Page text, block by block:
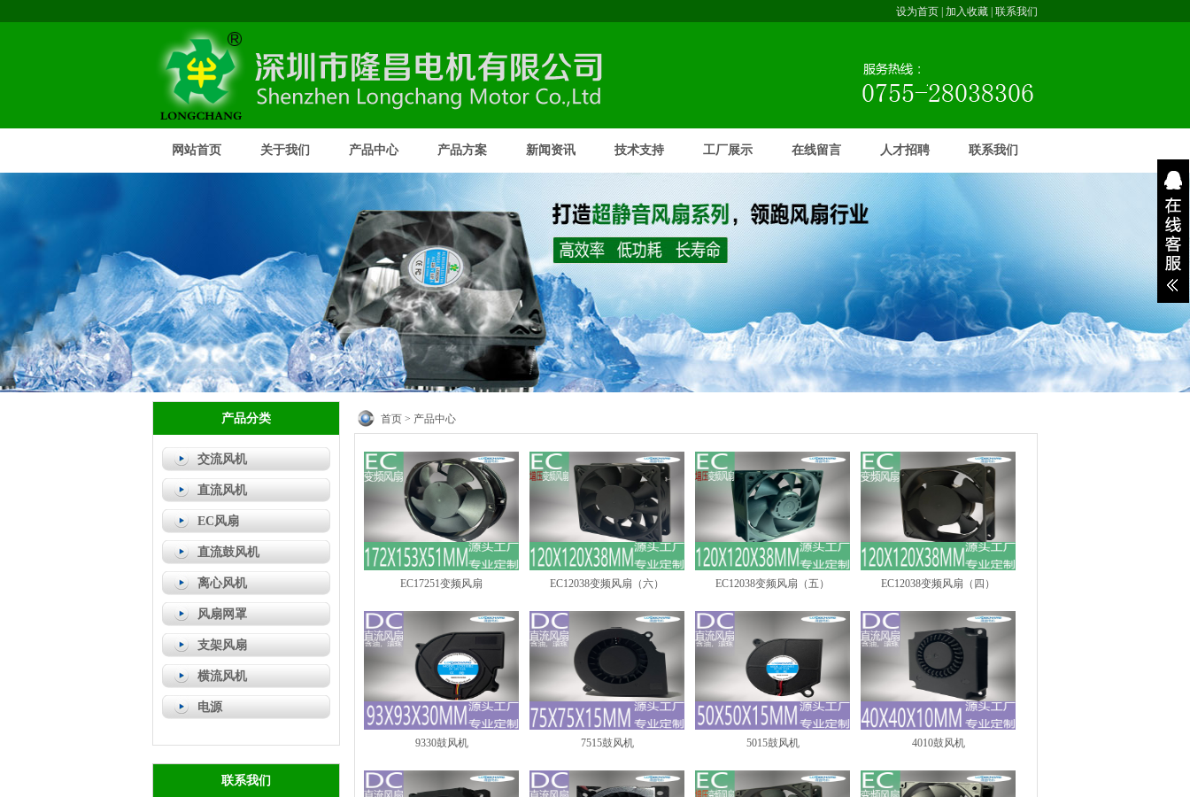
设为首页 | 加入收藏 | 联系我们
网站首页 关于我们 产品中心 产品方案 新闻资讯 技术支持 工厂展示 在线留言 人才招聘 联系我们
产品分类
交流风机
直流风机
EC风扇
直流鼓风机
离心风机
风扇网罩
支架风扇
横流风机
电源
联系我们
首页 > 产品中心
EC17251变频风扇 EC12038变频风扇（六） EC12038变频风扇（五） EC12038变频风扇（四）
9330鼓风机 7515鼓风机 5015鼓风机 4010鼓风机